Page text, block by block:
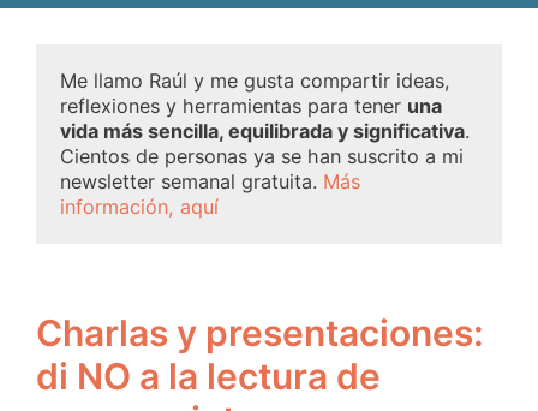
Me llamo Raúl y me gusta compartir ideas,
reflexiones y herramientas para tener una
vida más sencilla, equilibrada y significativa.
Cientos de personas ya se han suscrito a mi
newsletter semanal gratuita. Más
información, aquí
Charlas y presentaciones:
di NO a la lectura de